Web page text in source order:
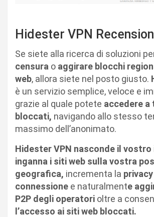
Hidester VPN
Se siete alla ricerca di soluzioni
censura o aggirare blocchi
web, allora siete nel posto giusto.
è un servizio semplice, veloce e
grazie al quale potete accedere
bloccati, navigando allo stesso
massimo dell’anonimato.
Hidester VPN nasconde il vostro
inganna i siti web sulla vostra
geografica, incrementa la
connessione e naturalmente
P2P degli operatori oltre a
l’accesso ai siti web bloccati.